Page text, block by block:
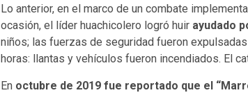
Lo anterior, en el marco de un combate
ocasión, el líder huachicolero logró huir ayudado
niños; las fuerzas de seguridad fueron
horas: llantas y vehículos fueron incendiados. El
En octubre de 2019 fue reportado que el